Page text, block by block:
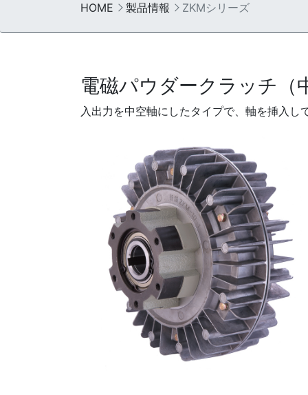
HOME 製品情報 ZKMシリーズ
電磁パウダークラッチ（
入出力を中空軸にしたタイプで、軸を挿入し